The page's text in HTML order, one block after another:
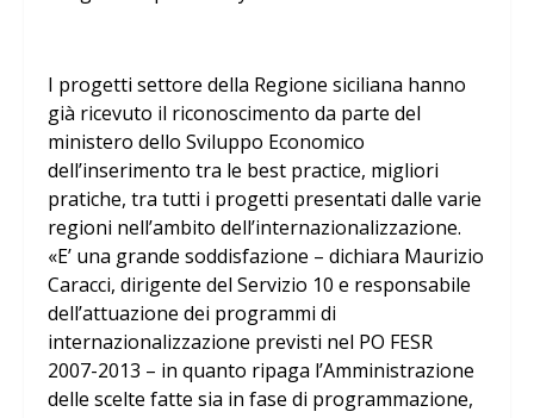
I progetti settore della Regione siciliana hanno
già ricevuto il riconoscimento da parte del
ministero dello Sviluppo Economico
dell’inserimento tra le best practice, migliori
pratiche, tra tutti i progetti presentati dalle varie
regioni nell’ambito dell’internazionalizzazione.
«E’ una grande soddisfazione – dichiara Maurizio
Caracci, dirigente del Servizio 10 e responsabile
dell’attuazione dei programmi di
internazionalizzazione previsti nel PO FESR
2007-2013 – in quanto ripaga l’Amministrazione
delle scelte fatte sia in fase di programmazione,